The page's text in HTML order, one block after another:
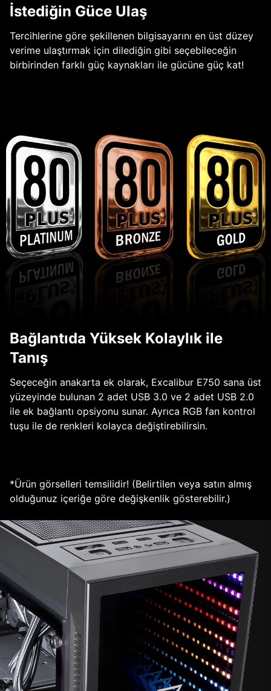
İstediğin Güce Ulaş
Tercihlerine göre şekillenen bilgisayarını en üst düzey
verime ulaştırmak için dilediğin gibi seçebileceğin
birbirinden farklı güç kaynakları ile gücüne güç kat!
Bağlantıda Yüksek Kolaylık ile
Tanış
Seçeceğin anakarta ek olarak, Excalibur E750 sana üst
yüzeyinde bulunan 2 adet USB 3.0 ve 2 adet USB 2.0
ile ek bağlantı opsiyonu sunar. Ayrıca RGB fan kontrol
tuşu ile de renkleri kolayca değiştirebilirsin.
*Ürün görselleri temsilidir! (Belirtilen veya satın almış
olduğunuz içeriğe göre değişkenlik gösterebilir.)